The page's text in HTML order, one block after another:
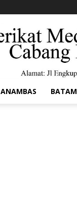
ANAMBAS BATAM